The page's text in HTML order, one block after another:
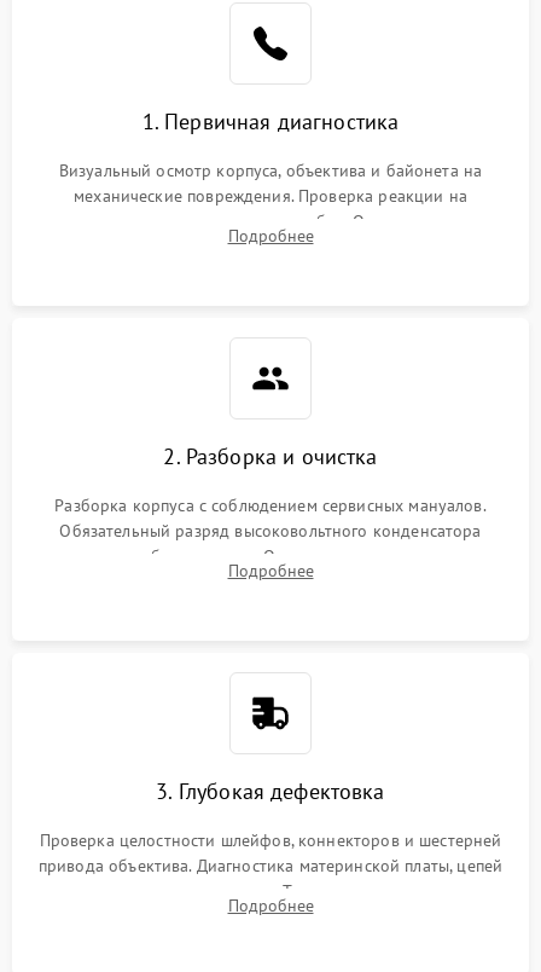
1. Первичная диагностика
Визуальный осмотр корпуса, объектива и байонета на
механические повреждения. Проверка реакции на
включение, считывание кодов ошибок. Оценка состояния
матрицы и затвора, проверка работы автофокуса и вспышки.
Подробнее
2. Разборка и очистка
Разборка корпуса с соблюдением сервисных мануалов.
Обязательный разряд высоковольтного конденсатора
вспышки для безопасности. Очистка внутренних узлов от
пыли, песка и следов влаги с помощью спецсредств.
Подробнее
3. Глубокая дефектовка
Проверка целостности шлейфов, коннекторов и шестерней
привода объектива. Диагностика материнской платы, цепей
питания и картоприемника. Тестирование механизма
затвора и блока внутрикамерной стабилизации.
Подробнее